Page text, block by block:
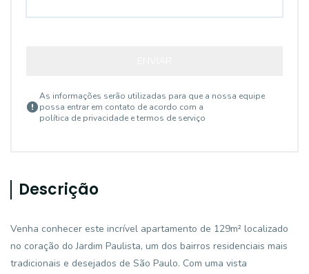
As informações serão utilizadas para que a nossa equipe
possa entrar em contato de acordo com a
política de privacidade e termos de serviço
Descrição
Venha conhecer este incrível apartamento de 129m² localizado
no coração do Jardim Paulista, um dos bairros residenciais mais
tradicionais e desejados de São Paulo. Com uma vista